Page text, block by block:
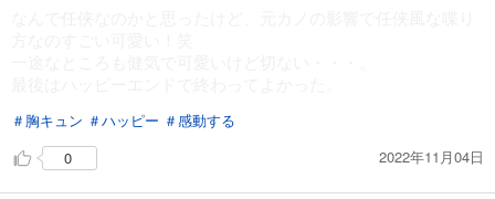
＃胸キュン ＃ハッピー ＃感動する
0
2022年11月04日